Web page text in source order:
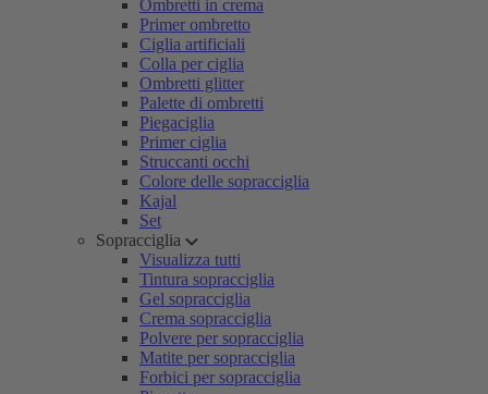
Ombretti in crema
Primer ombretto
Ciglia artificiali
Colla per ciglia
Ombretti glitter
Palette di ombretti
Piegaciglia
Primer ciglia
Struccanti occhi
Colore delle sopracciglia
Kajal
Set
Sopracciglia
Visualizza tutti
Tintura sopracciglia
Gel sopracciglia
Crema sopracciglia
Polvere per sopracciglia
Matite per sopracciglia
Forbici per sopracciglia